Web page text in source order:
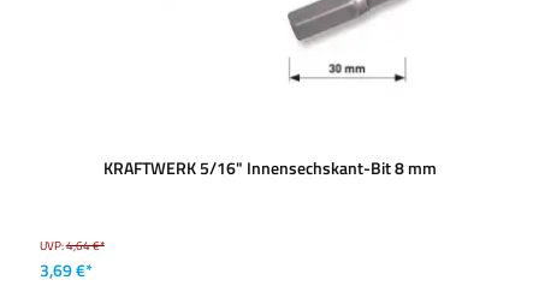
KRAFTWERK 5/16" Innensechskant-Bit 8 mm
UVP:4,64 €*
3,69 €*